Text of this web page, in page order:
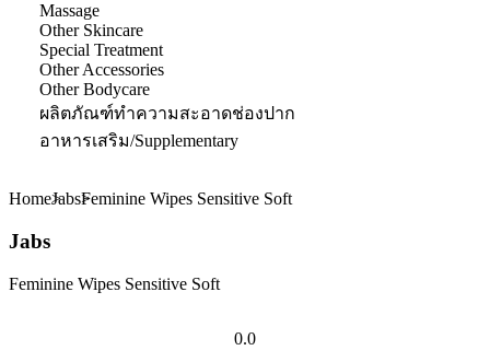
Massage
Other Skincare
Special Treatment
Other Accessories
Other Bodycare
ผลิตภัณฑ์ทำความสะอาดช่องปาก
อาหารเสริม/Supplementary
HomeJabsFeminine Wipes Sensitive Soft
Jabs
Feminine Wipes Sensitive Soft
0.0